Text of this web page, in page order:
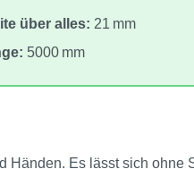
über alles: 21 mm
5000 mm
Es lässt sich ohne